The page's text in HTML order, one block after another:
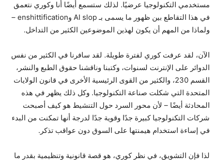
مستخدمي التكنولوجيا عرضيًا. لذلك ستسمع أيضًا أنا وكوري نتعمق
في هذا التقاطع بين ظهور ما يسمى بـ AI slop وenshittification –
ولماذا من المهم أن يكون لهذين الموضوعين الكثير من التداخل.
الآن، لقد عرفت كوري لفترة طويلة. لقد سافرنا في الكثير من نفس
الدوائر على الإنترنت لسنوات، وكتبنا وناقشنا حقوق الطبع والنشر،
القسم 230، والكثير من القوى الرئيسية الأخرى في قانون الولايات
المتحدة التي شكلت صناعة التكنولوجيا. وكل ذلك يظهر في هذه
المحادثة أيضًا – لأن محور السرد حول التنشيط هو كيف أصبحت
شركات التكنولوجيا كبيرة جدًا وقوية جدًا لدرجة أنها تمكنت من البدء
في إساءة استخدام هيمنتها على السوق دون عواقب تذكر.
لذا فإن التشويق، في نظر كوري، هو قصة قانونية وتنظيمية بقدر ما